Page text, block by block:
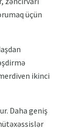
üçün
ikinci
Daha geniş